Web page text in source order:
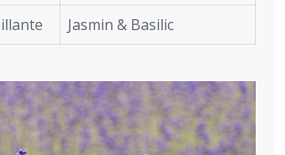
Jasmin & Basilic